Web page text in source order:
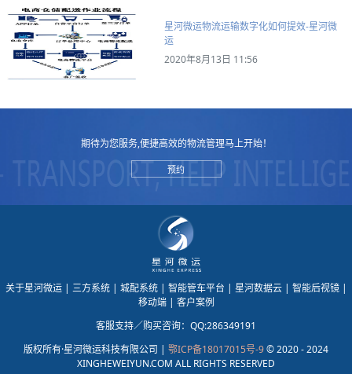
星河微运物流运输数字化如何提效-星河微
运
2020年8月13日 11:56
期待为您服务,便捷高效的物流管理马上开始！
预约
关于星河微运 | 三方系统 | 城配系统 | 智能管车平台 | 星河数据云 | 智能后视镜 |
移动端 | 客户案例
客服支持／购买咨询：QQ:286349191
版权所有·星河微运科技有限公司 | 鄂ICP备18017015号-9© 2020 - 2024
XINGHEWEIYUN.COM ALL RIGHTS RESERVED